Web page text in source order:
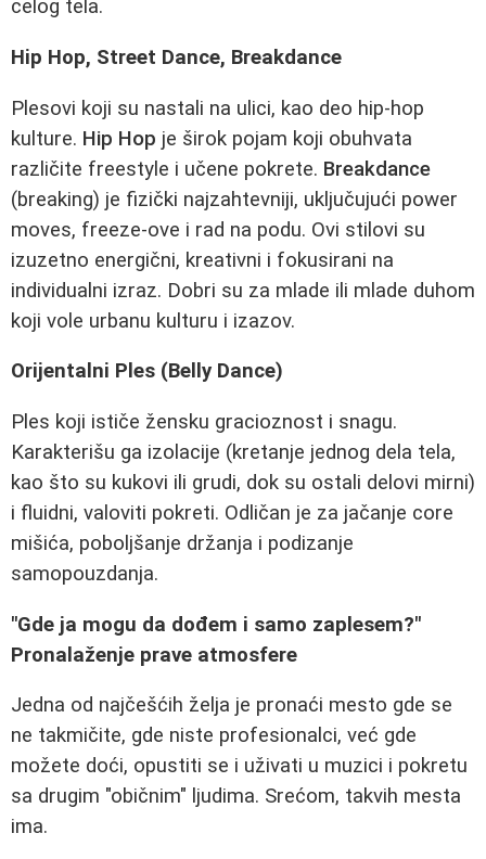
celog tela.
Hip Hop, Street Dance, Breakdance
Plesovi koji su nastali na ulici, kao deo hip-hop
kulture. Hip Hop je širok pojam koji obuhvata
različite freestyle i učene pokrete. Breakdance
(breaking) je fizički najzahtevniji, uključujući power
moves, freeze-ove i rad na podu. Ovi stilovi su
izuzetno energični, kreativni i fokusirani na
individualni izraz. Dobri su za mlade ili mlade duhom
koji vole urbanu kulturu i izazov.
Orijentalni Ples (Belly Dance)
Ples koji ističe žensku gracioznost i snagu.
Karakterišu ga izolacije (kretanje jednog dela tela,
kao što su kukovi ili grudi, dok su ostali delovi mirni)
i fluidni, valoviti pokreti. Odličan je za jačanje core
mišića, poboljšanje držanja i podizanje
samopouzdanja.
"Gde ja mogu da dođem i samo zaplesem?"
Pronalaženje prave atmosfere
Jedna od najčešćih želja je pronaći mesto gde se
ne takmičite, gde niste profesionalci, već gde
možete doći, opustiti se i uživati u muzici i pokretu
sa drugim "običnim" ljudima. Srećom, takvih mesta
ima.